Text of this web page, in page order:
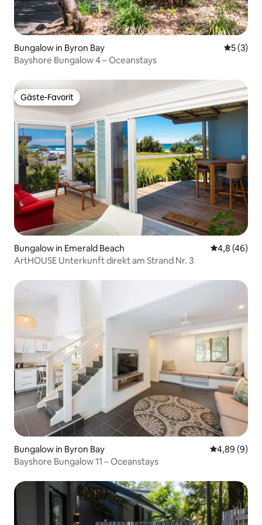
Bungalow in Byron Bay
5 (3)
Bayshore Bungalow 4 – Oceanstays
Gäste-Favorit
Gäste-Favorit
Bungalow in Emerald Beach
4,8 (46)
ArtHOUSE Unterkunft direkt am Strand Nr. 3
Bungalow in Byron Bay
4,89 (9)
Bayshore Bungalow 11 – Oceanstays